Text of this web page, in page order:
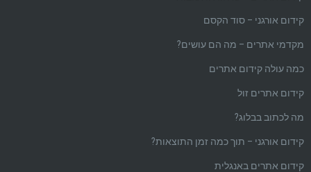
קידום אורגני – סוד הקסם
מקדמי אתרים – מה הם עושים?
כמה עולה קידום אתרים
קידום אתרים זול
מה לכתוב בבלוג?
קידום אורגני – תוך כמה זמן התוצאות?
קידום אתרים באנגלית